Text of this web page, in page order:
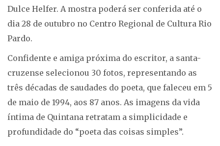
Dulce Helfer. A mostra poderá ser conferida até o
dia 28 de outubro no Centro Regional de Cultura Rio
Pardo.
Confidente e amiga próxima do escritor, a santa-
cruzense selecionou 30 fotos, representando as
três décadas de saudades do poeta, que faleceu em 5
de maio de 1994, aos 87 anos. As imagens da vida
íntima de Quintana retratam a simplicidade e
profundidade do “poeta das coisas simples”.